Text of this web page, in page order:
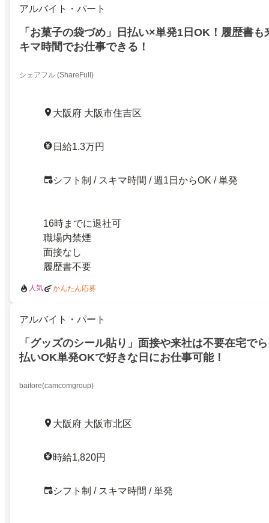
アルバイト・パート
「お菓子の袋づめ」日払い×単発1日OK！履歴書
キマ時間でお仕事できる！
シェアフル (ShareFull)
大阪府 大阪市住吉区
日給1.3万円
シフト制 / スキマ時間 / 週1日からOK / 単発
16時までに退社可
職場内禁煙
面接なし
履歴書不要
人気 かんたん応募
アルバイト・パート
「グッズのシール貼り」面接や来社は不要在宅で
払いOK単発OKで好きな日にお仕事可能！
baitore(camcomgroup)
大阪府 大阪市北区
時給1,820円
シフト制 / スキマ時間 / 単発